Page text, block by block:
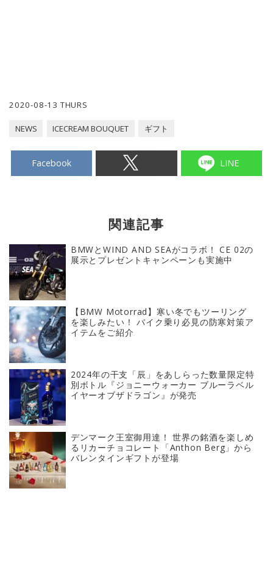
2020-08-13 THURS
NEWS ICECREAM BOUQUET ギフト
Facebook LINE
関連記事
BMWとWIND AND SEAがコラボ！ CE 02の
展示とプレゼントキャンペーンも実施中
【BMW Motorrad】寒い冬でもツーリング
を楽しみたい！ バイク乗り必見の防寒対策ア
イテムをご紹介
2024年の干支「辰」をあしらった数量限定特
別ボトル『ジョニーウォーカー ブルーラベル
イヤーオブザドラゴン』が発売
デンマーク王室御用達！ 世界の銘酒を楽しめ
るリカーチョコレート「Anthon Berg」から
バレンタインギフトが登場